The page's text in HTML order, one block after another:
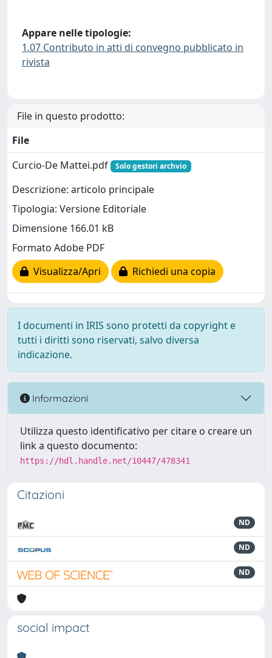
Appare nelle tipologie:
1.07 Contributo in atti di convegno pubblicato in
rivista
File in questo prodotto:
File
Curcio-De Mattei.pdf
Solo gestori archvio
Descrizione: articolo principale
Tipologia: Versione Editoriale
Dimensione 166.01 kB
Formato Adobe PDF
Visualizza/Apri
Richiedi una copia
I documenti in IRIS sono protetti da copyright e
tutti i diritti sono riservati, salvo diversa
indicazione.
Informazioni
Utilizza questo identificativo per citare o creare un
link a questo documento:
https://hdl.handle.net/10447/478341
Citazioni
ND
ND
ND
social impact